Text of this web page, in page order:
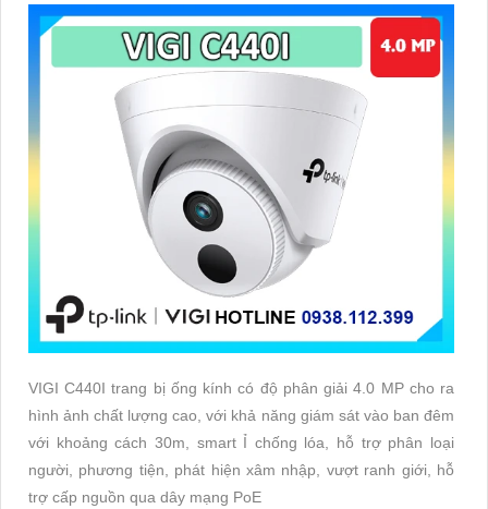
VIGI C440I trang bị ống kính có độ phân giải 4.0 MP cho ra
hình ảnh chất lượng cao, với khả năng giám sát vào ban đêm
với khoảng cách 30m, smart Ỉ chống lóa, hỗ trợ phân loại
người, phương tiện, phát hiện xâm nhập, vượt ranh giới, hỗ
trợ cấp nguồn qua dây mạng PoE